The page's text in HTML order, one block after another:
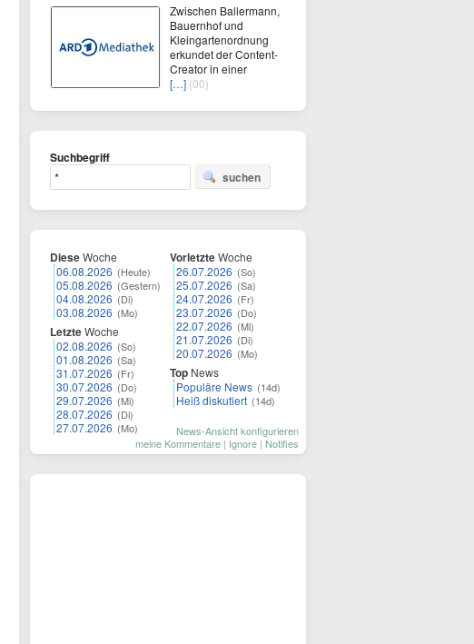
Zwischen Ballermann,
Bauernhof und
Kleingartenordnung
erkundet der Content-
Creator in einer
[…] (00)
Suchbegriff
suchen
DieseWoche
06.08.2026 (Heute)
05.08.2026 (Gestern)
04.08.2026 (Di)
03.08.2026 (Mo)
LetzteWoche
02.08.2026 (So)
01.08.2026 (Sa)
31.07.2026 (Fr)
30.07.2026 (Do)
29.07.2026 (Mi)
28.07.2026 (Di)
27.07.2026 (Mo)
VorletzteWoche
26.07.2026 (So)
25.07.2026 (Sa)
24.07.2026 (Fr)
23.07.2026 (Do)
22.07.2026 (Mi)
21.07.2026 (Di)
20.07.2026 (Mo)
Top News
Populäre News (14d)
Heiß diskutiert (14d)
News-Ansicht konfigurieren
meine Kommentare | Ignore | Notifies